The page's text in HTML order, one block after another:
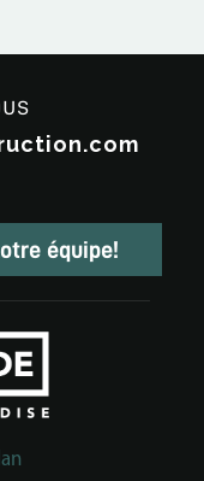
équipe!